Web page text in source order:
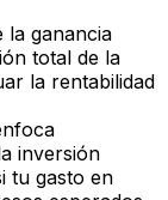
la ganancia
total de la
la rentabilidad
inversión
tu gasto en